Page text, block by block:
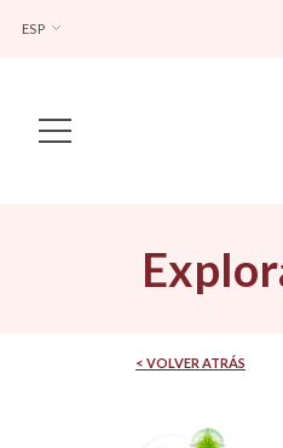
ESP
Main
< VOLVER ATRÁS